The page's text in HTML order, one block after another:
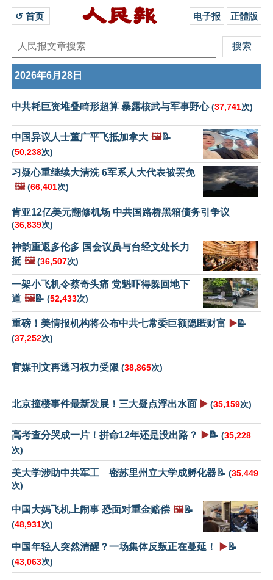
↺ 首页 电子报 正體版
2026年6月28日
中共耗巨资堆叠畸形超算 暴露核武与军事野心(37,741次)
中国异议人士董广平飞抵加拿大 🖼️📝
(50,238次)
习疑心重继续大清洗 6军系人大代表被罢免
🖼️ (66,401次)
肯亚12亿美元翻修机场 中共国路桥黑箱债务引争议
(36,839次)
神韵重返多伦多 国会议员与台经文处长力
挺 🖼️ (36,507次)
一架小飞机令蔡奇头痛 党魁吓得躲回地下
道 🖼️📝 (52,433次)
重磅！美情报机构将公布中共七常委巨额隐匿财富 ▶️📝
(37,252次)
官媒刊文再透习权力受限 (38,865次)
北京撞楼事件最新发展！三大疑点浮出水面 ▶️ (35,159次)
高考查分哭成一片！拼命12年还是没出路？ ▶️📝 (35,228
次)
美大学涉助中共军工 密苏里州立大学成孵化器📝 (35,449
次)
中国大妈飞机上闹事 恐面对重金赔偿 🖼️📝
(48,931次)
中国年轻人突然清醒？一场集体反叛正在蔓延！ ▶️📝
(43,063次)